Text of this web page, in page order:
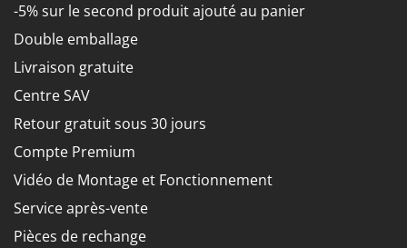
-5% sur le second produit ajouté au panier
Double emballage
Livraison gratuite
Centre SAV
Retour gratuit sous 30 jours
Compte Premium
Vidéo de Montage et Fonctionnement
Service après-vente
Pièces de rechange